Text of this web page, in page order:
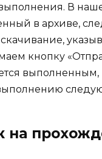
В
в архиве,
кнопку
на